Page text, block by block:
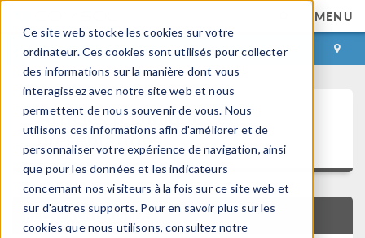
Ce site web stocke les cookies sur votre
ordinateur. Ces cookies sont utilisés pour collecter
des informations sur la manière dont vous
interagissez avec notre site web et nous
permettent de nous souvenir de vous. Nous
utilisons ces informations afin d'améliorer et de
personnaliser votre expérience de navigation, ainsi
que pour les données et les indicateurs
concernant nos visiteurs à la fois sur ce site web et
sur d'autres supports. Pour en savoir plus sur les
cookies que nous utilisons, consultez notre
MENU
CONNEXION CONTACT
Articles techniques et
présentations
RECHERCHE RAPIDE